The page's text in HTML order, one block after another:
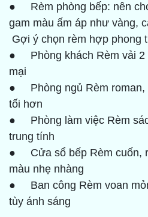
● Rèm phòng bếp: nên
gam màu ấm áp như vàng,
Gợi ý chọn rèm hợp phong
● Phòng khách Rèm vải 2
mại
● Phòng ngủ Rèm roman,
tối hơn
● Phòng làm việc Rèm
trung tính
● Cửa sổ bếp Rèm cuốn,
màu nhẹ nhàng
● Ban công Rèm voan
tùy ánh sáng